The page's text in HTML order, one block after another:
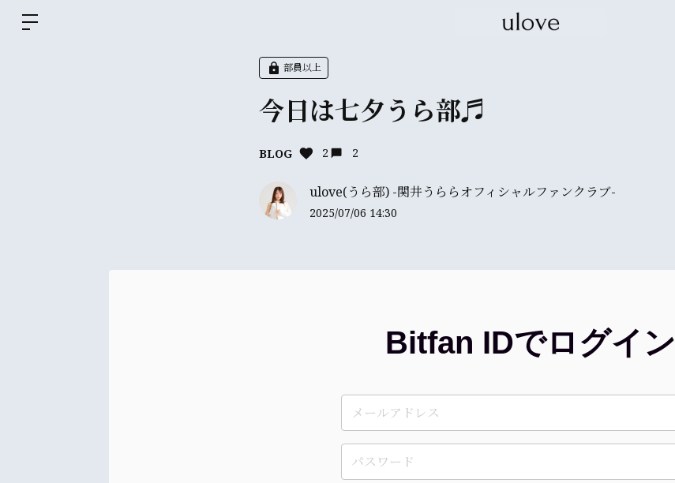
部員以上
今日は七夕うら部♬
BLOG 2 2
ulove(うら部) -関井うららオフィシャルファンクラブ-
2025/07/06 14:30
Bitfan IDでログイン